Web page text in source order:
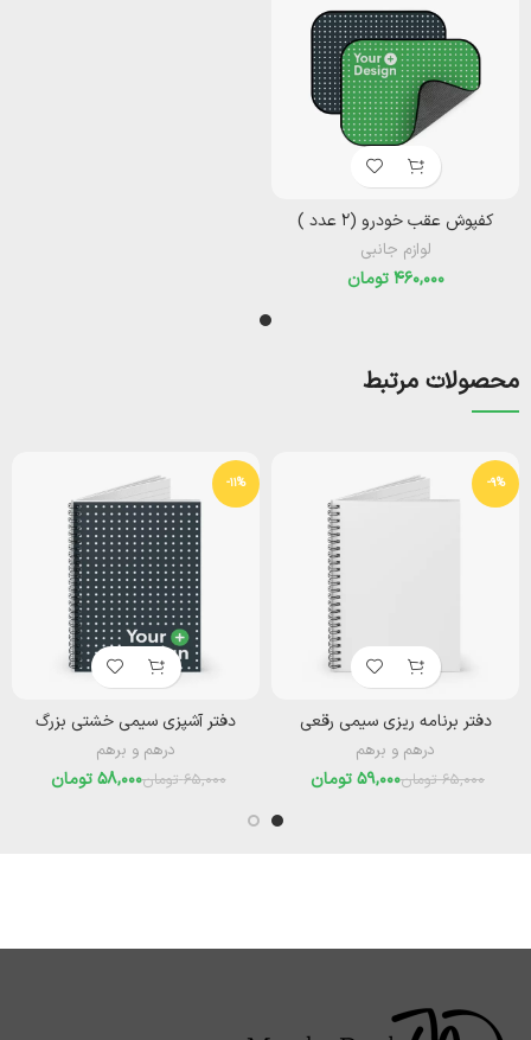
کفپوش عقب خودرو (‌۲ عدد )‌
لوازم جانبی
تومان
محصولات مرتبط
-9%
دفتر برنامه ریزی سیمی رقعی
درهم و برهم
65,000 تومان59,000تومان
-11%
دفتر آشپزی سیمی خشتی بزرگ
درهم و برهم
65,000 تومان58,000 تومان